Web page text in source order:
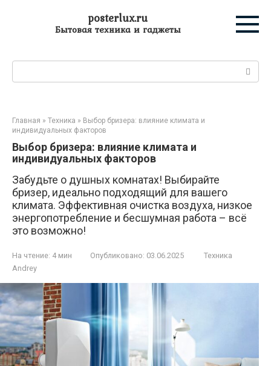
posterlux.ru
Бытовая техника и гаджеты
Главная » Техника » Выбор бризера: влияние климата и
индивидуальных факторов
Выбор бризера: влияние климата и
индивидуальных факторов
Забудьте о душных комнатах! Выбирайте
бризер, идеально подходящий для вашего
климата. Эффективная очистка воздуха, низкое
энергопотребление и бесшумная работа – всё
это возможно!
На чтение: 4 мин Опубликовано: 03.06.2025
Техника
Andrey